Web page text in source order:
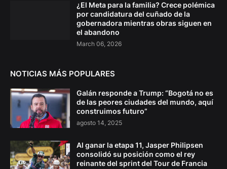
¿El Meta para la familia? Crece polémica
por candidatura del cuñado de la
gobernadora mientras obras siguen en
el abandono
March 06, 2026
NOTICIAS MÁS POPULARES
Galán responde a Trump: “Bogotá no es
de las peores ciudades del mundo, aquí
construimos futuro”
agosto 14, 2025
Al ganar la etapa 11, Jasper Philipsen
consolidó su posición como el rey
reinante del sprint del Tour de Francia